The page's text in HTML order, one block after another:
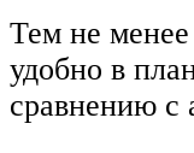
Тем не
удобно в
сравнению с